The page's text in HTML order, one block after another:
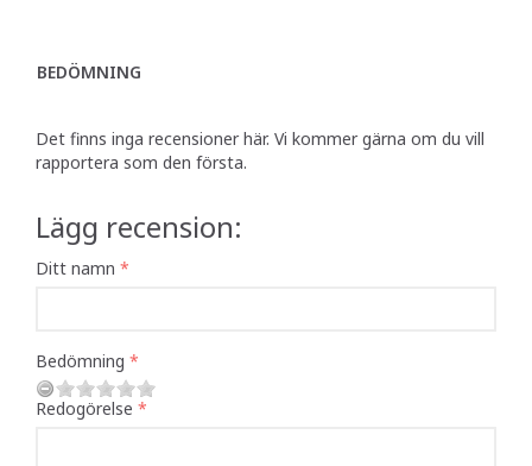
BEDÖMNING
Det finns inga recensioner här. Vi kommer gärna om du vill
rapportera som den första.
Lägg recension:
Ditt namn
Bedömning
Redogörelse